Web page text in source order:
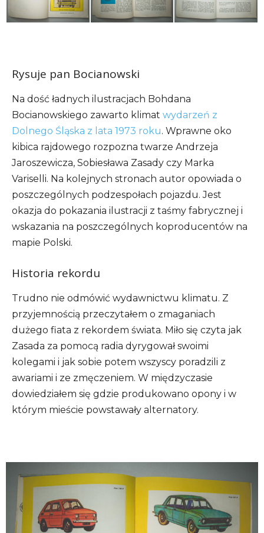
Rysuje pan Bocianowski
Na dość ładnych ilustracjach Bohdana
Bocianowskiego zawarto klimat wydarzeń z
Dolnego Śląska z lata 1973 roku. Wprawne oko
kibica rajdowego rozpozna twarze Andrzeja
Jaroszewicza, Sobiesława Zasady czy Marka
Variselli. Na kolejnych stronach autor opowiada o
poszczególnych podzespołach pojazdu. Jest
okazja do pokazania ilustracji z taśmy fabrycznej i
wskazania na poszczególnych koproducentów na
mapie Polski.
Historia rekordu
Trudno nie odmówić wydawnictwu klimatu. Z
przyjemnością przeczytałem o zmaganiach
dużego fiata z rekordem świata. Miło się czyta jak
Zasada za pomocą radia dyrygował swoimi
kolegami i jak sobie potem wszyscy poradzili z
awariami i ze zmęczeniem. W międzyczasie
dowiedziałem się gdzie produkowano opony i w
którym mieście powstawały alternatory.